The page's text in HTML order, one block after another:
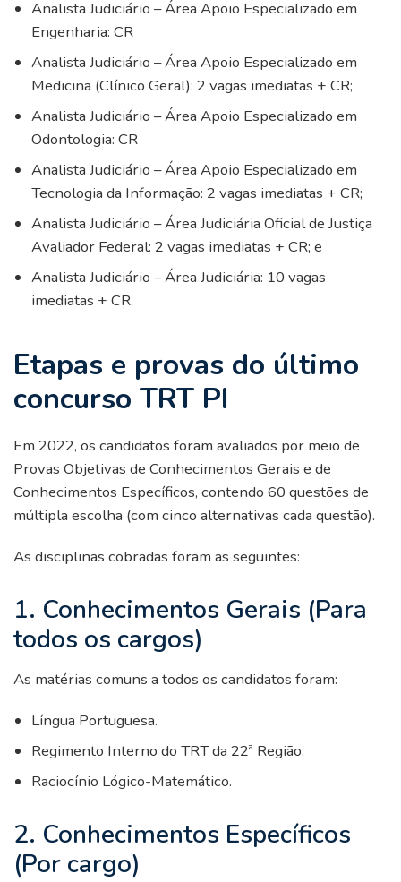
Analista Judiciário – Área Apoio Especializado em
Engenharia: CR
Analista Judiciário – Área Apoio Especializado em
Medicina (Clínico Geral): 2 vagas imediatas + CR;
Analista Judiciário – Área Apoio Especializado em
Odontologia: CR
Analista Judiciário – Área Apoio Especializado em
Tecnologia da Informação: 2 vagas imediatas + CR;
Analista Judiciário – Área Judiciária Oficial de Justiça
Avaliador Federal: 2 vagas imediatas + CR; e
Analista Judiciário – Área Judiciária: 10 vagas
imediatas + CR.
Etapas e provas do último
concurso TRT PI
Em 2022, os candidatos foram avaliados por meio de
Provas Objetivas de Conhecimentos Gerais e de
Conhecimentos Específicos, contendo 60 questões de
múltipla escolha (com cinco alternativas cada questão).
As disciplinas cobradas foram as seguintes:
1. Conhecimentos Gerais (Para
todos os cargos)
As matérias comuns a todos os candidatos foram:
Língua Portuguesa.
Regimento Interno do TRT da 22ª Região.
Raciocínio Lógico-Matemático.
2. Conhecimentos Específicos
(Por cargo)